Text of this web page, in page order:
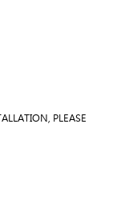
PLEASE